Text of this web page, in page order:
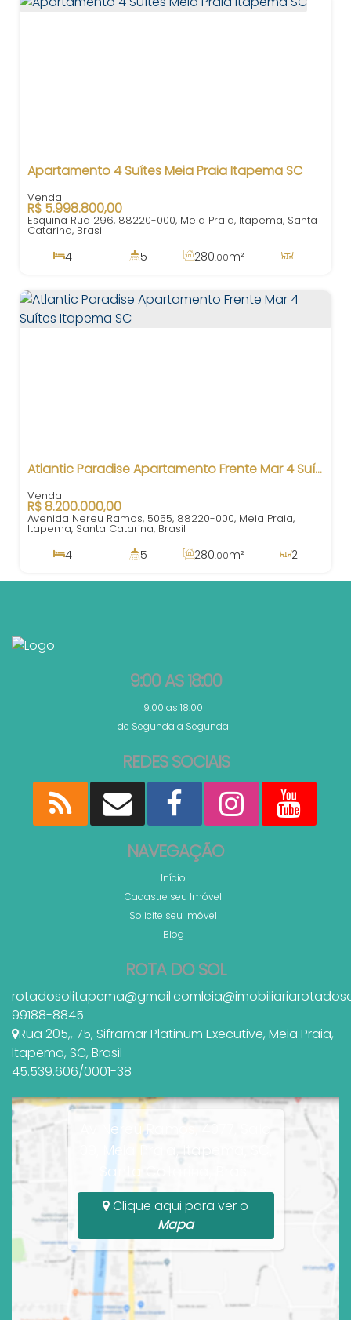
Apartamento 4 Suítes Meia Praia Itapema SC
R$ 5.998.800,00
Esquina Rua 296, 88220-000, Meia Praia, Itapema, Santa
Catarina, Brasil
4 5 280.00m²
1
Atlantic Paradise Apartamento Frente Mar 4 Suítes Itapema SC
R$ 8.200.000,00
Avenida Nereu Ramos, 5055, 88220-000, Meia Praia,
Itapema, Santa Catarina, Brasil
4 5 280.00m²
2
9:00 AS 18:00
9:00 as 18:00
de Segunda a Segunda
REDES SOCIAIS
NAVEGAÇÃO
Início
Cadastre seu Imóvel
Solicite seu Imóvel
Blog
ROTA DO SOL
rotadosolitapema@gmail.com
99188-8845
Rua 205,, 75, Siframar Platinum Executive, Meia Praia,
Itapema, SC, Brasil
45.539.606/0001-38
Av Nereu Ramos, 4077, Sala
09, Meia Praia, Itapema, SC,
Santa Catarina, Brasil
Clique aqui para ver o
Mapa